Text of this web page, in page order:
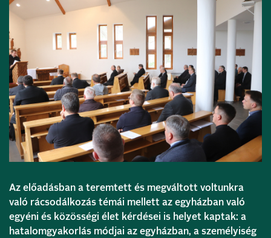
Az előadásban a teremtett és megváltott voltunkra
való rácsodálkozás témái mellett az egyházban való
egyéni és közösségi élet kérdései is helyet kaptak: a
hatalomgyakorlás módjai az egyházban, a személyiség